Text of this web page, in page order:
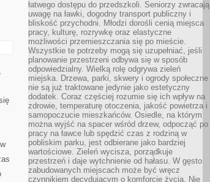
łatwego dostępu do przedszkoli. Seniorzy zwracają
uwagę na ławki, dogodny transport publiczny i
bliskość przychodni. Młodzi dorośli cenią miejsca
pracy, kulturę, rozrywkę oraz elastyczne
możliwości przemieszczania się po mieście.
Wszystkie te potrzeby mogą się uzupełniać, jeśli
planowanie przestrzeni odbywa się w sposób
odpowiedzialny. Wielką rolę odgrywa zieleń
miejska. Drzewa, parki, skwery i ogrody społeczne
nie są już traktowane jedynie jako estetyczny
dodatek. Coraz częściej rozumie się ich wpływ na
zdrowie, temperaturę otoczenia, jakość powietrza i
samopoczucie mieszkańców. Osiedle, na którym
można wyjść na spacer wśród drzew, odpocząć po
pracy na ławce lub spędzić czas z rodziną w
pobliskim parku, jest odbierane jako bardziej
wartościowe. Zieleń wycisza, porządkuje
przestrzeń i daje wytchnienie od hałasu. W gęsto
zabudowanych miejscach może być wręcz
czynnikiem decydującym o komforcie życia. Nie